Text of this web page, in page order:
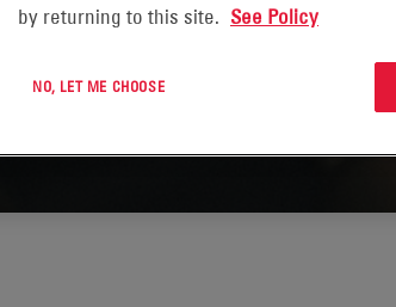
by returning to this site. See Policy
NO, LET ME CHOOSE